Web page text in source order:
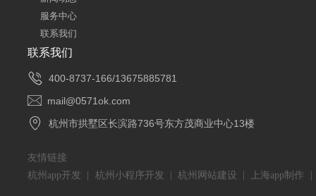
服务中心
联系我们
联系我们
 400-8737-166/13675885781
 mail@0571ok.com
 杭州市拱墅区长滨路736号东方茂商业中心13楼
友情链接
杭州app开发
杭州小程序开发 |杭州网站建设 上海app制作